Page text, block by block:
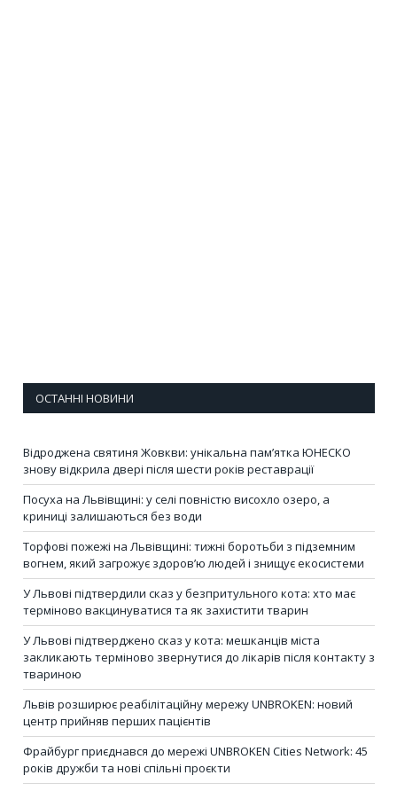
ОСТАННІ НОВИНИ
Відроджена святиня Жовкви: унікальна пам’ятка ЮНЕСКО
знову відкрила двері після шести років реставрації
Посуха на Львівщині: у селі повністю висохло озеро, а
криниці залишаються без води
Торфові пожежі на Львівщині: тижні боротьби з підземним
вогнем, який загрожує здоров’ю людей і знищує екосистеми
У Львові підтвердили сказ у безпритульного кота: хто має
терміново вакцинуватися та як захистити тварин
У Львові підтверджено сказ у кота: мешканців міста
закликають терміново звернутися до лікарів після контакту з
твариною
Львів розширює реабілітаційну мережу UNBROKEN: новий
центр прийняв перших пацієнтів
Фрайбург приєднався до мережі UNBROKEN Cities Network: 45
років дружби та нові спільні проєкти